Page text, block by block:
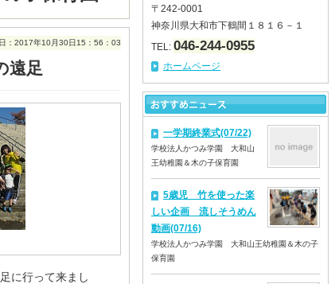
：2017年10月30日15：56：03
遠足
に行って来まし
〒242-0001
神奈川県大和市下鶴間１８１６－１
TEL: 046-244-0955
ホームページ
一学期終業式(07/22)
学校法人かつみ学園 大和山
王幼稚園＆木の子保育園
5歳児 竹を使った楽
しい企画 流しそうめん
動画(07/16)
学校法人かつみ学園 大和山王幼稚園＆木の子
保育園